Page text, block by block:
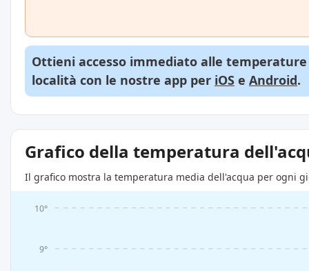
Ottieni accesso immediato alle
località con le nostre app per iOS e Android.
Grafico della temperatura
Il grafico mostra la temperatura media dell'acqua per ogni
9°
10°